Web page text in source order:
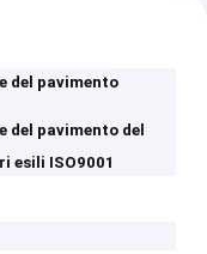
del pavimento
pavimento del
esili ISO9001